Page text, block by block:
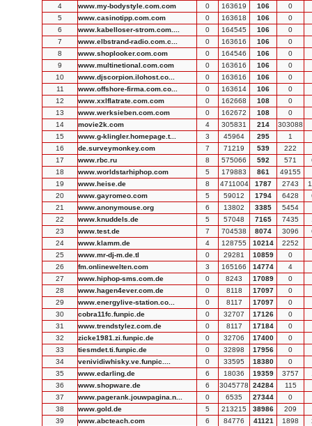
4
www.my-bodystyle.com.com 0 163619 106
0
5
www.casinotipp.com.com 0 163618 106
0
6
www.kabelloser-strom.com.... 0 164545 106
0
7
www.elbstrand-radio.com.c... 0 163616 106
0
8
www.shoplooker.com.com 0 164546 106
0
9
www.multinetional.com.com 0 163616 106
0
10
www.djscorpion.ilohost.co... 0 163616 106
0
11
www.offshore-firma.com.co... 0 163614 106
0
12
www.xxlflatrate.com.com 0 162668 108
0
13
www.werksieben.com.com 0 162672 108
0
14
movie2k.com 4 305831 214 303088
15
www.g-klingler.homepage.t... 3 45964 295
1
16
de.surveymonkey.com 7 71219 539
222
17
www.rbc.ru 8 575066 592 571
18
www.worldstarhiphop.com 5 179883 861
49155
19
www.heise.de 8 4711004 1787 2743
20
www.gayromeo.com 5 59012 1794 6428
21
www.anonymouse.org 6 13802 3385
5454
22
www.knuddels.de 5 57048 7165 7435
23
www.test.de 7 704538 8074 3096
24
www.klamm.de 4 128755 10214
2252
25
www.mr-dj-m.de.tl 0 29281 10859
0
26
fm.onlinewelten.com 3 165166 14774
4
27
www.hiphop-sms.com.de 0 8243 17089
0
28
www.hagen4ever.com.de 0 8118 17097
0
29
www.energylive-station.co... 0 8117 17097
0
30
cobra11fc.funpic.de 0 32707 17126
0
31
www.trendstylez.com.de 0 8117 17184
0
32
zicke1981.zi.funpic.de 0 32706 17400
0
33
tiesmdet.ti.funpic.de 0 32898 17956
0
34
venividiwhisky.ve.funpic.... 0 33595 18380
0
35
www.edarling.de 6 18036 19359 3757
36
www.shopware.de 6 3045778 24284
115
37
www.pagerank.jouwpagina.n... 0 6535 27344
0
38
www.gold.de 5 213215 38986
209
39
www.abcteach.com 6 84776 41121 1898